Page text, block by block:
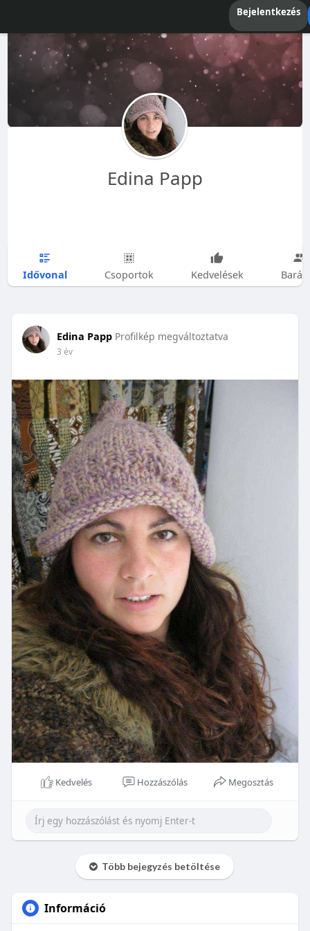
Bejelentkezés
Edina Papp
Idővonal Csoportok Kedvelések
Edina Papp Profilkép megváltoztatva
3 év
Kedvelés Hozzászólás Megosztás
Több bejegyzés betöltése
Információ